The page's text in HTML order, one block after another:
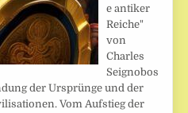
e antiker
Reiche"
von
Charles
Seignobos
der Ursprünge und der
Vom Aufstieg der